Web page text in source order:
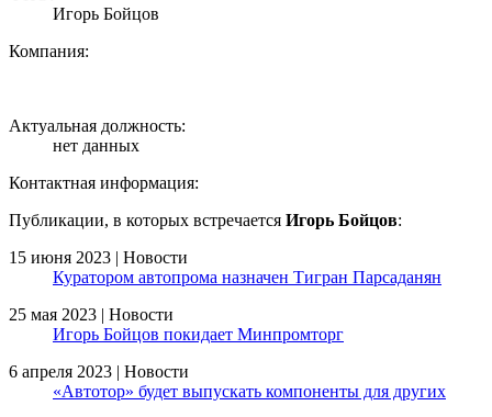
Игорь Бойцов
Компания:
Актуальная должность:
нет данных
Контактная информация:
Публикации, в которых встречается Игорь Бойцов:
15 июня 2023 | Новости
Куратором автопрома назначен Тигран Парсаданян
25 мая 2023 | Новости
Игорь Бойцов покидает Минпромторг
6 апреля 2023 | Новости
«Автотор» будет выпускать компоненты для других